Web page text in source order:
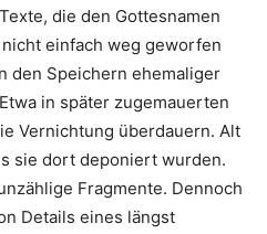
die den Gottesnamen
einfach weg geworfen
den Speichern ehemaliger
in später zugemauerten
Vernichtung überdauern. Alt
sie dort deponiert wurden.
Fragmente. Dennoch
Details eines längst